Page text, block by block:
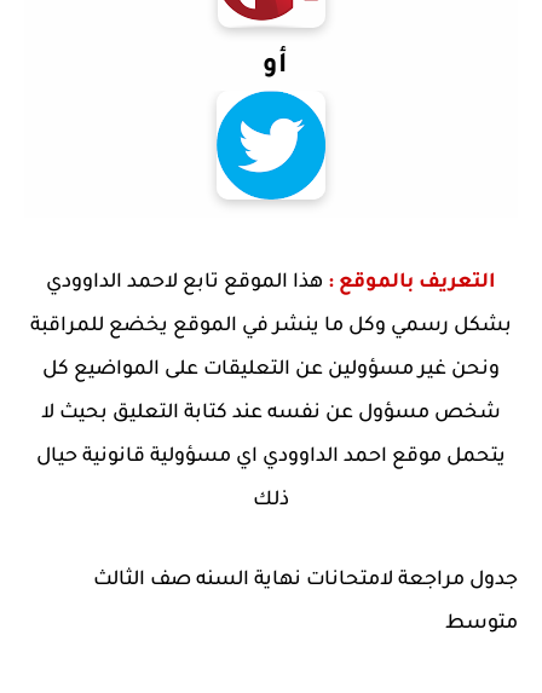
أو
التعريف بالموقع : هذا الموقع تابع لاحمد الداوودي
بشكل رسمي وكل ما ينشر في الموقع يخضع للمراقبة
ونحن غير مسؤولين عن التعليقات على المواضيع كل
شخص مسؤول عن نفسه عند كتابة التعليق بحيث لا
يتحمل موقع احمد الداوودي اي مسؤولية قانونية حيال
ذلك
جدول مراجعة لامتحانات نهاية السنه صف الثالث
متوسط